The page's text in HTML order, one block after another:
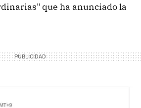
que ha anunciado la